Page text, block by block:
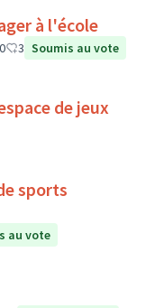
à l'école
0 3 Soumis au vote
de jeux
sports
au vote